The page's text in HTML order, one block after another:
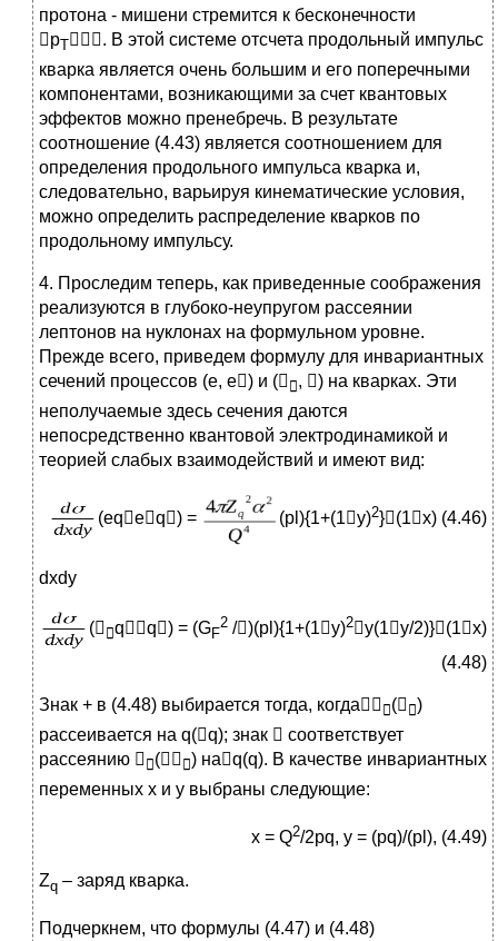
протона - мишени стремится к бесконечности
рТ. В этой системе отсчета продольный импульс
кварка является очень большим и его поперечными
компонентами, возникающими за счет квантовых
эффектов можно пренебречь. В результате
соотношение (4.43) является соотношением для
определения продольного импульса кварка и,
следовательно, варьируя кинематические условия,
можно определить распределение кварков по
продольному импульсу.
4. Проследим теперь, как приведенные соображения
реализуются в глубоко-неупругом рассеянии
лептонов на нуклонах на формульном уровне.
Прежде всего, приведем формулу для инвариантных
сечений процессов (е, е) и (  , ) на кварках. Эти
неполучаемые здесь сечения даются
непосредственно квантовой электродинамикой и
теорией слабых взаимодействий и имеют вид:
(eqeq) = (pl){1+(1y)2}(1x) (4.46)
dxdy
( qq) = (GF
2 /)(pl){1+(1y)2y(1y/2)}(1x)
(4.48)
Знак + в (4.48) выбирается тогда, когда  ( )
рассеивается на q(q); знак  соответствует
рассеянию   ( ) наq(q). В качестве инвариантных
переменных х и у выбраны следующие:
x = Q2/2pq, y = (pq)/(pl), (4.49)
Zq – заряд кварка.
Подчеркнем, что формулы (4.47) и (4.48)